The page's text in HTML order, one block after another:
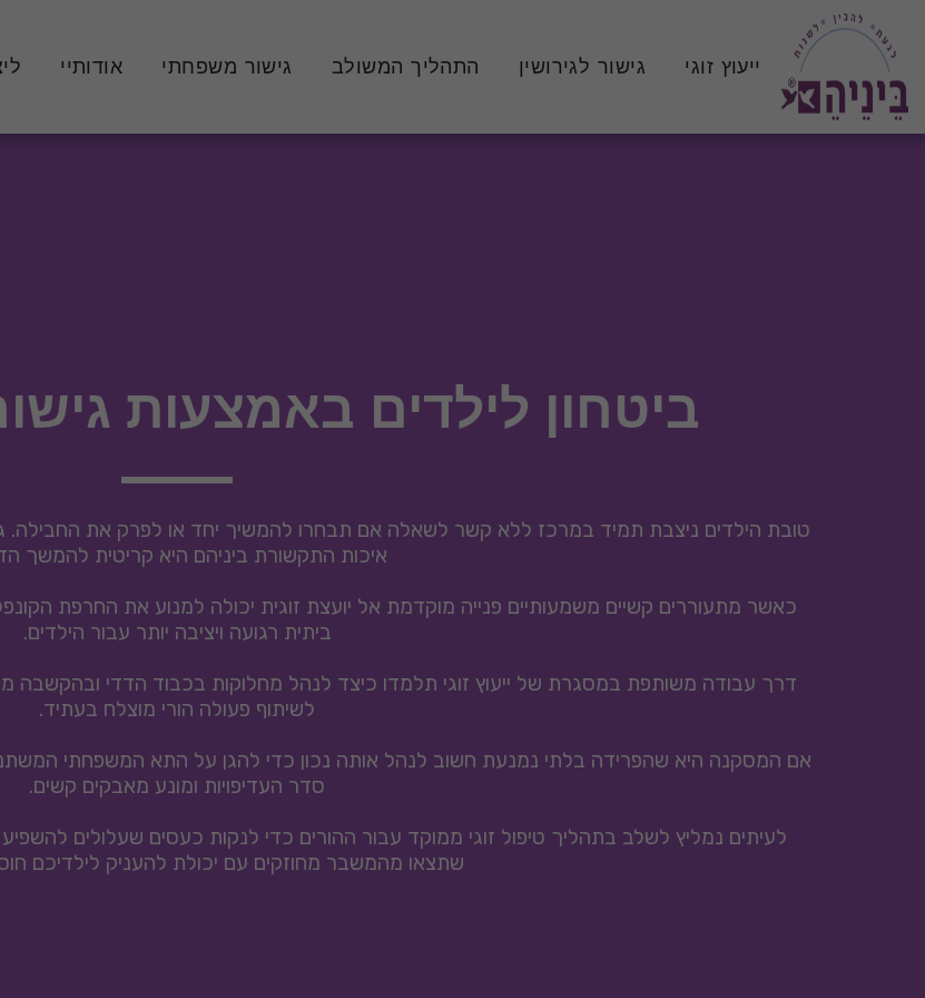
ייעוץ זוגי גישור לגירושין התהליך המשולב גישור משפחתי אודותיי
ביטחון לילדים באמצעות
איכות התקשורת ביניהם היא קריטית להמשך
ביתית רגועה ויציבה יותר עבור הילדים.
לשיתוף פעולה הורי מוצלח בעתיד.
סדר העדיפויות ומונע מאבקים קשים.
שתצאו מהמשבר מחוזקים עם יכולת להעניק לילדיכם